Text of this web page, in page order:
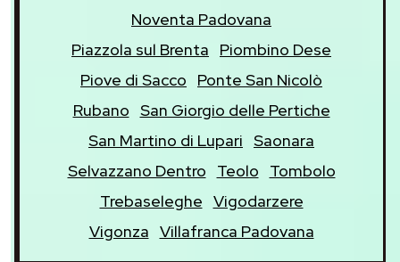
Noventa Padovana
Piazzola sul Brenta
Piombino Dese
Piove di Sacco
Ponte San Nicolò
Rubano San Giorgio delle Pertiche
San Martino di Lupari Saonara
Selvazzano Dentro
Teolo
Tombolo
Trebaseleghe Vigodarzere
Vigonza Villafranca Padovana